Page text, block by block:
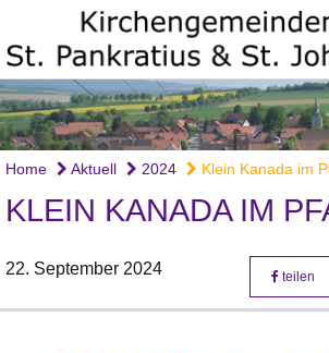
Home Aktuell 2024 Klein Kanada im
KLEIN KANADA IM
22. September 2024 teilen